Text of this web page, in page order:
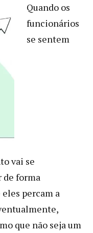
Quando os
funcionários
se sentem
vai se
de forma
percam a
que não seja um